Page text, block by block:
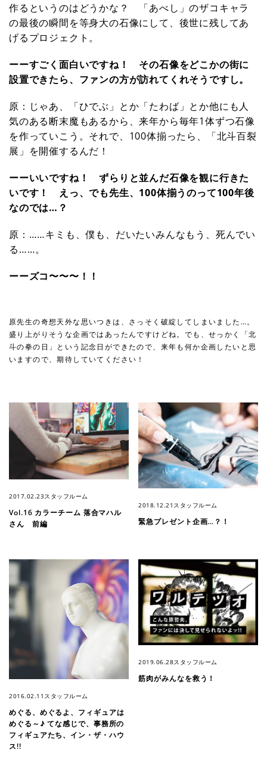
作るというのはどうかな？ 「あべし」のザコキャラ
の最後の瞬間を等身大の石像にして、後世に残してあ
げるプロジェクト。
ーーすごく面白いですね！ その石像をどこかの街に
設置できたら、ファンの方が訪れてくれそうですし。
原：じゃあ、「ひでぶ」とか「たわば」とか他にも人
気のある断末魔もあるから、来年から毎年1体ずつ石像
を作っていこう。それで、100体揃ったら、「北斗百裂
展」を開催するんだ！
ーーいいですね！ ずらりと並んだ石像を観に行きた
いです！ えっ、でも先生、100体揃うのって100年後
なのでは…？
原：……キミも、僕も、だいたいみんなもう、死んでい
る……。
ーーズコ〜〜〜！！
原先生の奇想天外な思いつきは、さっそく破綻してしまいました…。
盛り上がりそうな企画ではあったんですけどね。でも、せっかく「北
斗の拳の日」という記念日ができたので、来年も何か企画したいと思
いますので、期待していてください！
2017.02.23スタッフルーム
Vol.16 カラーチーム 落合マハル
さん 前編
2018.12.21 スタッフルーム
緊急プレゼント企画…？！
2016.02.11 スタッフルーム
めぐる、めぐるよ、フィギュアは
めぐる～♪ てな感じで、事務所の
フィギュアたち、イン・ザ・ハウ
ス!!
2019.06.28スタッフルーム
筋肉がみんなを救う！